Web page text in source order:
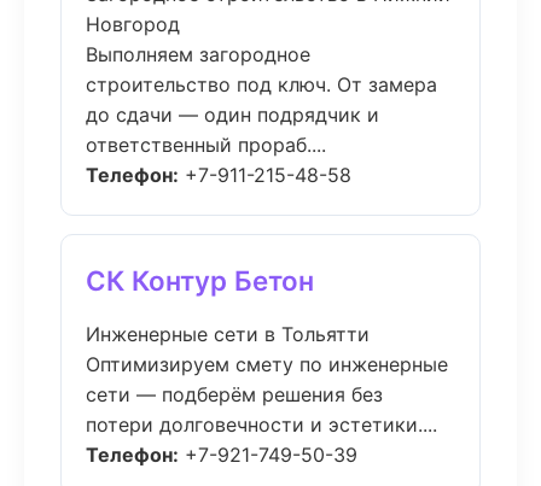
Новгород
Выполняем загородное
строительство под ключ. От замера
до сдачи — один подрядчик и
ответственный прораб....
Телефон: +7-911-215-48-58
СК Контур Бетон
Инженерные сети в Тольятти
Оптимизируем смету по инженерные
сети — подберём решения без
потери долговечности и эстетики....
Телефон: +7-921-749-50-39